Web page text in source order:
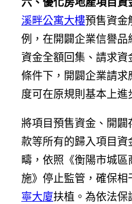
溪畔公寓大樓預售資金
例，在開闢企業信譽
資金全額回集、請求
條件下，開闢企業請
度可在原規則基本上進
將項目預售資金、開
款等所有的歸入項目
疇，依照《衡陽市城
施》停止監管，確保相
寧大廈扶植。為依法保